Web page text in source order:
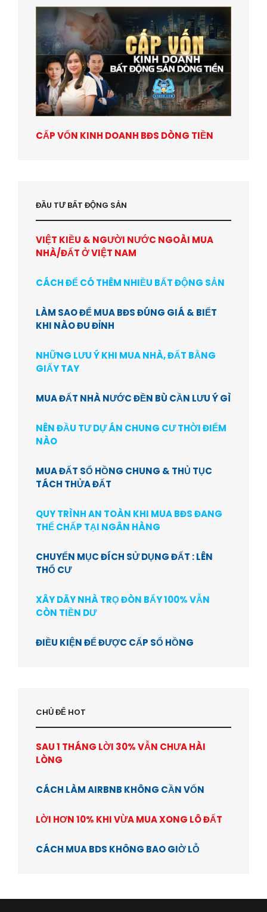
CẤP VỐN KINH DOANH BĐS DÒNG TIỀN
ĐẦU TƯ BẤT ĐỘNG SẢN
VIỆT KIỀU & NGƯỜI NƯỚC NGOÀI MUA
NHÀ/ĐẤT Ở VIỆT NAM
CÁCH ĐỂ CÓ THÊM NHIỀU BẤT ĐỘNG SẢN
LÀM SAO ĐỂ MUA BĐS ĐÚNG GIÁ & BIẾT
KHI NÀO ĐU ĐỈNH
NHỮNG LƯU Ý KHI MUA NHÀ, ĐẤT BẰNG
GIẤY TAY
MUA ĐẤT NHÀ NƯỚC ĐỀN BÙ CẦN LƯU Ý GÌ
NÊN ĐẦU TƯ DỰ ÁN CHUNG CƯ THỜI ĐIỂM
NÀO
MUA ĐẤT SỔ HỒNG CHUNG & THỦ TỤC
TÁCH THỬA ĐẤT
QUY TRÌNH AN TOÀN KHI MUA BĐS ĐANG
THẾ CHẤP TẠI NGÂN HÀNG
CHUYỂN MỤC ĐÍCH SỬ DỤNG ĐẤT : LÊN
THỔ CƯ
XÂY DÃY NHÀ TRỌ ĐÒN BẨY 100% VẪN
CÒN TIỀN DƯ
ĐIỀU KIỆN ĐỂ ĐƯỢC CẤP SỔ HỒNG
CHỦ ĐỂ HOT
SAU 1 THÁNG LỜI 30% VẪN CHƯA HÀI
LÒNG
CÁCH LÀM AIRBNB KHÔNG CẦN VỐN
LỜI HƠN 10% KHI VỪA MUA XONG LÔ ĐẤT
CÁCH MUA BDS KHÔNG BAO GIỜ LỖ